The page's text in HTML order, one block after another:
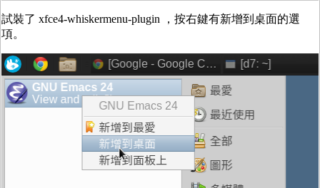
試裝了 xfce4-whiskermenu-plugin ，按右鍵有新增到桌面的選
項。